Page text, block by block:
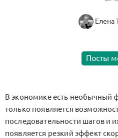
Елена
Посты
В экономике есть необычный
только появляется
последовательности шагов и
появляется резкий эффект